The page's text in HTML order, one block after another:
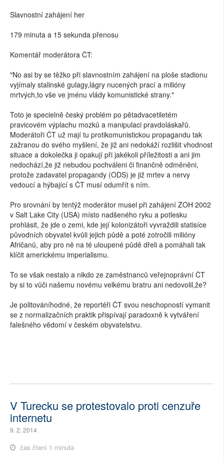
Slavnostní zahájení her
179 minuta a 15 sekunda přenosu
Komentář moderátora ČT:
"No asi by se těžko při slavnostním zahájení na ploše stadionu
vyjímaly stalinské gulagy,lágry nucených prací a milióny
mrtvých,to vše ve jménu vlády komunistické strany."
Toto je specielně český problém po pětadvacetiletém
pravicovém výplachu mozků a manipulaci pravdoláskařů.
Moderátoři ČT už mají tu protikomunistickou propagandu tak
zažranou do svého myšlení, že již ani nedokáží rozlišit vhodnost
situace a dokolečka ji opakují při jakékoli příležitosti a ani jim
nedochází,že již nebudou pochváleni či finančně odměněni,
protože zadavatel propagandy (ODS) je již mrtev a nervy
vedoucí a hýbající s ČT musí odumřít s ním.
Pro srovnání by tentýž moderátor musel při zahájení ZOH 2002
v Salt Lake City (USA) místo nadšeného ryku a potlesku
prohlásit, že jde o zemi, kde její kolonizátoři vyvraždili statisíce
původních obyvatel kvůli jejich půdě a poté zotročili milióny
Afričanů, aby pro ně na té uloupené půdě dřeli a pomáhali tak
klíčit americkému imperialismu.
To se však nestalo a nikdo ze zaměstnanců veřejnoprávní ČT
by si to vůči našemu novému velkému bratru ani nedovolil,že?
Je politováníhodné, že reportéři ČT svou neschopností vymanit
se z normalizačních praktik přispívají paradoxně k vytváření
falešného vědomí v českém obyvatelstvu.
V Turecku se protestovalo proti cenzuře
internetu
9. 2. 2014
čas čtení 1 minuta